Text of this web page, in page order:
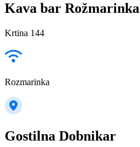
Kava bar Rožmarinka
Krtina 144
Rozmarinka
Gostilna Dobnikar